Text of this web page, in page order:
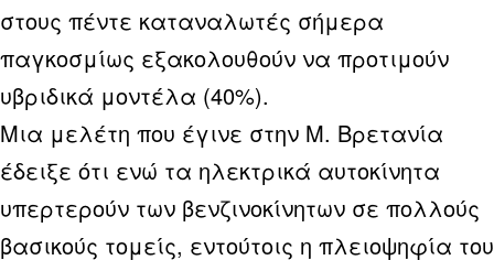
στους πέντε καταναλωτές σήμερα
παγκοσμίως εξακολουθούν να προτιμούν
υβριδικά μοντέλα (40%).
Μια μελέτη που έγινε στην Μ. Βρετανία
έδειξε ότι ενώ τα ηλεκτρικά αυτοκίνητα
υπερτερούν των βενζινοκίνητων σε πολλούς
βασικούς τομείς, εντούτοις η πλειοψηφία του